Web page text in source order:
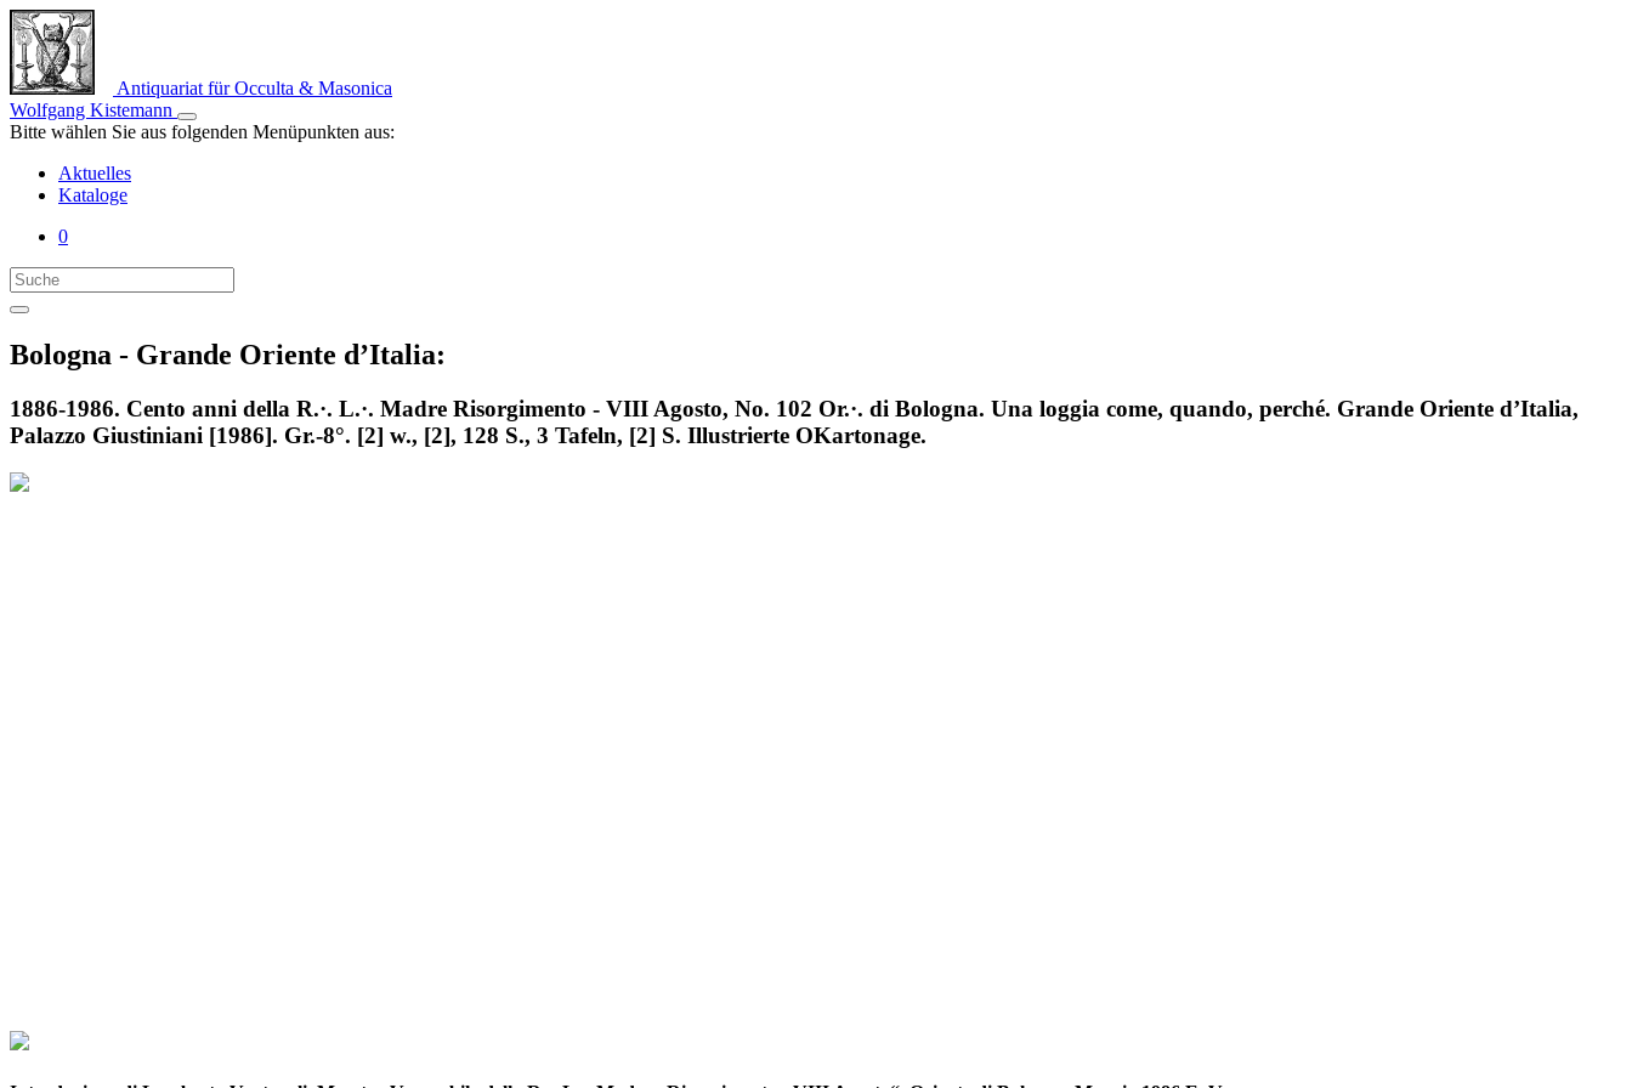
Antiquariat für Occulta & Masonica
Wolfgang Kistemann
Bitte wählen Sie aus folgenden Menüpunkten aus:
Aktuelles
Kataloge
0
Bologna - Grande Oriente d’Italia:
1886-1986. Cento anni della R.·. L.·. Madre Risorgimento - VIII Agosto, No. 102 Or.·. di Bologna. Una loggia come, quando, perché. Grande Oriente d’Italia,
Palazzo Giustiniani [1986]. Gr.-8°. [2] w., [2], 128 S., 3 Tafeln, [2] S. Illustrierte OKartonage.